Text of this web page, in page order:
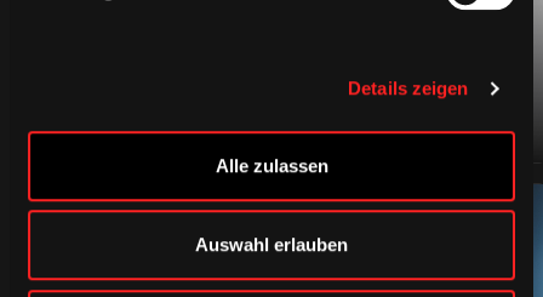
Details zeigen
Alle zulassen
Auswahl erlauben